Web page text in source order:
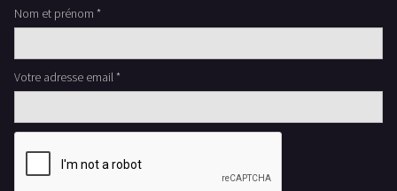
Nom et prénom *
Votre adresse email *